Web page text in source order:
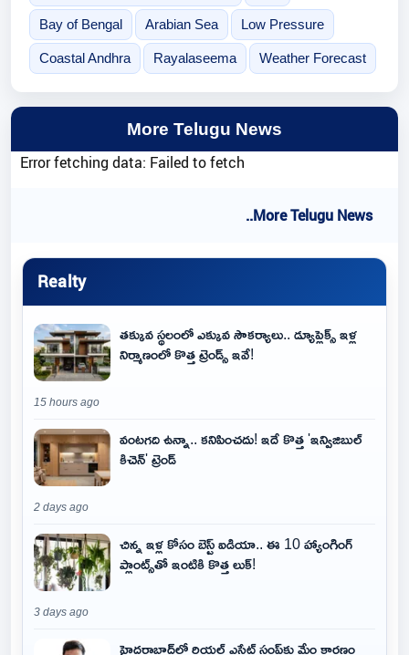
Bay of Bengal Arabian Sea Low Pressure
Coastal Andhra Rayalaseema Weather Forecast
More Telugu News
Error fetching data: Failed to fetch
..More Telugu News
Realty
తక్కువ స్థలంలో ఎక్కువ సౌకర్యాలు.. డ్యూప్లెక్స్ ఇళ్ల
నిర్మాణంలో కొత్త ట్రెండ్స్ ఇవే!
15 hours ago
వంటగది ఉన్నా.. కనిపించదు! ఇదే కొత్త 'ఇన్విజిబుల్
కిచెన్' ట్రెండ్
2 days ago
చిన్న ఇళ్ల కోసం బెస్ట్ ఐడియా.. ఈ 10 హ్యాంగింగ్
ప్లాంట్స్‌తో ఇంటికి కొత్త లుక్!
3 days ago
హైదరాబాద్‌లో రియల్ ఎస్టేట్ స్లంప్‌కు మేం కారణం